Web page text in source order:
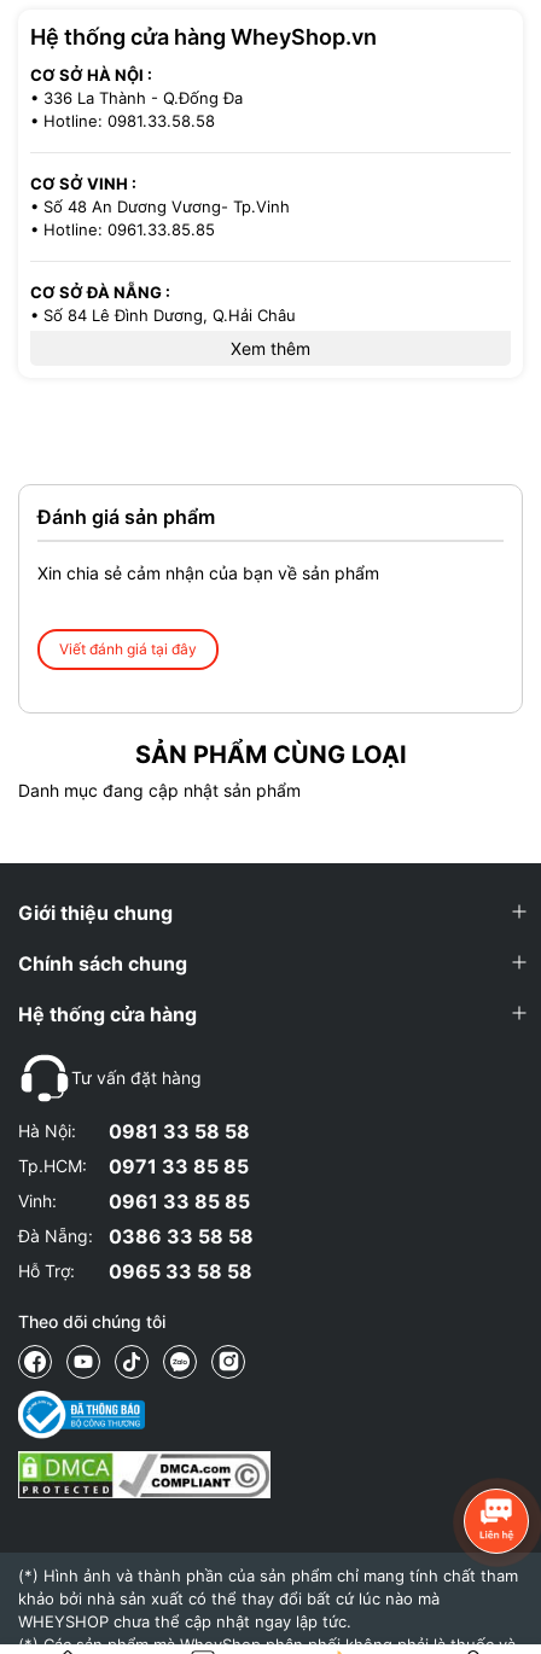
Hệ thống cửa hàng WheyShop.vn
CƠ SỞ HÀ NỘI :
• 336 La Thành - Q.Đống Đa
• Hotline: 0981.33.58.58
CƠ SỞ VINH :
• Số 48 An Dương Vương- Tp.Vinh
• Hotline: 0961.33.85.85
CƠ SỞ ĐÀ NẴNG :
• Số 84 Lê Đình Dương, Q.Hải Châu
Xem thêm
Đánh giá sản phẩm
Xin chia sẻ cảm nhận của bạn về sản phẩm
Viết đánh giá tại đây
SẢN PHẨM CÙNG LOẠI
Danh mục đang cập nhật sản phẩm
Giới thiệu chung
Chính sách chung
Hệ thống cửa hàng
Tư vấn đặt hàng
Hà Nội: 0981 33 58 58
Tp.HCM: 0971 33 85 85
Vinh: 0961 33 85 85
Đà Nẵng: 0386 33 58 58
Hỗ Trợ: 0965 33 58 58
Theo dõi chúng tôi
(*) Hình ảnh và thành phần của sản phẩm chỉ mang tính chất tham
khảo bởi nhà sản xuất có thể thay đổi bất cứ lúc nào mà
WHEYSHOP chưa thể cập nhật ngay lập tức.
(*) Các sản phẩm mà WheyShop phân phối không phải là thuốc và